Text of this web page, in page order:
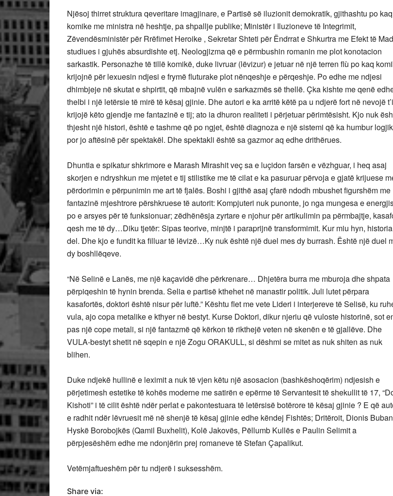
Njësoj thirret struktura qeveritare imagjinare, e Partisë së iluzionit demokratik, gjithashtu po kaq
komike me ministra në heshtje, pa shpallje publike; Ministër i Iluzioneve të Integrimit,
Zëvendësministër për Rrëfimet Heroike , Sekretar Shteti për Ëndrrat e Shkurtra me Efekt të
studiues i gjuhës absurdishte etj. Neologjizma që e përmbushin romanin me plot konotacion
sarkastik. Personazhe të tillë komikë, duke livruar (lëvizur) e jetuar në një terren flù po kaq
krijojnë për lexuesin ndjesi e frymë fluturake plot nënqeshje e përqeshje. Po edhe me ndjesi
dhimbjeje në skutat e shpirtit, që mbajnë vulën e sarkazmës së thellë. Çka kishte me qenë
thelbi i një letërsie të mirë të kësaj gjinie. Dhe autori e ka arritë këtë pa u ndjerë fort në nevojë t’i
krijojë këto gjendje me fantazinë e tij; ato ia dhuron realiteti i përjetuar përimtësisht. Kjo nuk
thjesht një histori, është e tashme që po ngjet, është diagnoza e një sistemi që ka humbur
por jo aftësinë për spektakël. Dhe spektakli është sa gazmor aq edhe drithërues.
Dhuntia e spikatur shkrimore e Marash Mirashit veç sa e luçidon farsën e vëzhguar, i heq asaj
skorjen e ndryshkun me mjetet e tij stilistike me të cilat e ka pasuruar përvoja e gjatë krijuese
përdorimin e përpunimin me art të fjalës. Boshi i gjithë asaj çfarë ndodh mbushet figurshëm me
fantazinë mjeshtrore përshkruese të autorit: Kompjuteri nuk punonte, jo nga mungesa e
po e arsyes për të funksionuar; zëdhënësja zyrtare e njohur për artikulimin pa përmbajtje,
qesh me të dy…Diku tjetër: Sipas teorive, minjtë i paraprijnë transformimit. Kur miu hyn, historia
del. Dhe kjo e fundit ka filluar të lëvizë…Ky nuk është një duel mes dy burrash. Është një duel
dy boshllëqeve.
“Në Selinë e Lanës, me një kaçavidë dhe përkrenare… Dhjetëra burra me mburoja dhe shpata
përpiqeshin të hynin brenda. Selia e partisë kthehet në manastir politik. Juli lutet përpara
kasafortës, doktori është nisur për luftë.” Kështu flet me vete Lideri i interjereve të Selisë, ku
vula, ajo copa metalike e kthyer në bestyt. Kurse Doktori, dikur njeriu që vuloste historinë, sot
pas një cope metali, si një fantazmë që kërkon të rikthejë veten në skenën e të gjallëve. Dhe
VULA-bestyt shetit në sqepin e një Zogu ORAKULL, si dëshmi se mitet as nuk shiten as nuk
blihen.
Duke ndjekë hullinë e leximit a nuk të vjen këtu një asosacion (bashkëshoqërim) ndjesish e
përjetimesh estetike të kohës moderne me satirën e epërme të Servantesit të shekullit të 17,
Kishoti” i të cilit është ndër perlat e pakontestuara të letërsisë botërore të kësaj gjinie ? E që
e radhit ndër lëvruesit më në shenjë të kësaj gjinie edhe këndej Fishtës; Dritëroit, Dionis
Hyskë Borobojkës (Qamil Buxhelit), Kolë Jakovës, Pëllumb Kullës e Paulin Selimit a
përpjesëshëm edhe me ndonjërin prej romaneve të Stefan Çapalikut.
Vetëmjaftueshëm për tu ndjerë i suksesshëm.
Share via: